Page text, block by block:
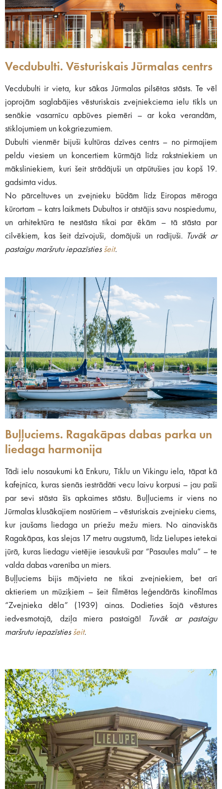
Vecdubulti. Vēsturiskais Jūrmalas centrs
Vecdubulti ir vieta, kur sākas Jūrmalas pilsētas stāsts. Te vēl
joprojām saglabājies vēsturiskais zvejniekciema ielu tīkls un
senākie vasarnīcu apbūves piemēri – ar koka verandām,
stiklojumiem un kokgriezumiem.
Dubulti vienmēr bijuši kultūras dzīves centrs – no pirmajiem
peldu viesiem un koncertiem kūrmājā līdz rakstniekiem un
māksliniekiem, kuri šeit strādājuši un atpūtušies jau kopš 19.
gadsimta vidus.
No pārceltuves un zvejnieku būdām līdz Eiropas mēroga
kūrortam – katrs laikmets Dubultos ir atstājis savu nospiedumu,
un arhitektūra te nestāsta tikai par ēkām – tā stāsta par
cilvēkiem, kas šeit dzīvojuši, domājuši un radījuši.
Tuvāk ar
pastaigu maršrutu iepazīsties šeit.
Buļļuciems. Ragakāpas dabas parka un
liedaga harmonija
Tādi ielu nosaukumi kā Enkuru, Tīklu un Vikingu iela, tāpat kā
kafejnīca, kuras sienās iestrādāti vecu laivu korpusi – jau paši
par sevi stāsta šīs apkaimes stāstu. Buļļuciems ir viens no
Jūrmalas klusākajiem nostūriem – vēsturiskais zvejnieku ciems,
kur jaušams liedaga un priežu mežu miers. No ainaviskās
Ragakāpas, kas slejas 17 metru augstumā, līdz Lielupes ietekai
jūrā, kuras liedagu vietējie iesaukuši par “Pasaules malu” – te
valda dabas varenība un miers.
Buļļuciems bijis mājvieta ne tikai zvejniekiem, bet arī
aktieriem un mūziķiem – šeit filmētas leģendārās kinofilmas
“Zvejnieka dēla” (1939) ainas. Dodieties šajā vēstures
iedvesmotajā, dziļa miera pastaigā!
Tuvāk ar pastaigu
maršrutu iepazīsties šeit.